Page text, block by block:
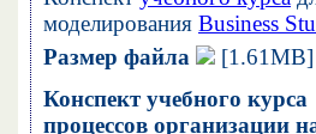
моделирования Business
Размер файла
[1.61MB]
Конспект учебного
процессов организации